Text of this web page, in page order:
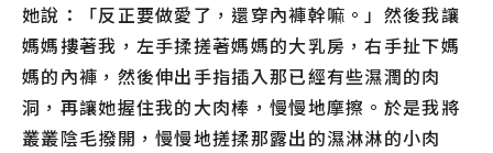
她說：「反正要做愛了，還穿內褲幹嘛。」然後我讓
媽媽摟著我，左手揉搓著媽媽的大乳房，右手扯下媽
媽的內褲，然後伸出手指插入那已經有些濕潤的肉
洞，再讓她握住我的大肉棒，慢慢地摩擦。於是我將
叢叢陰毛撥開，慢慢地搓揉那露出的濕淋淋的小肉